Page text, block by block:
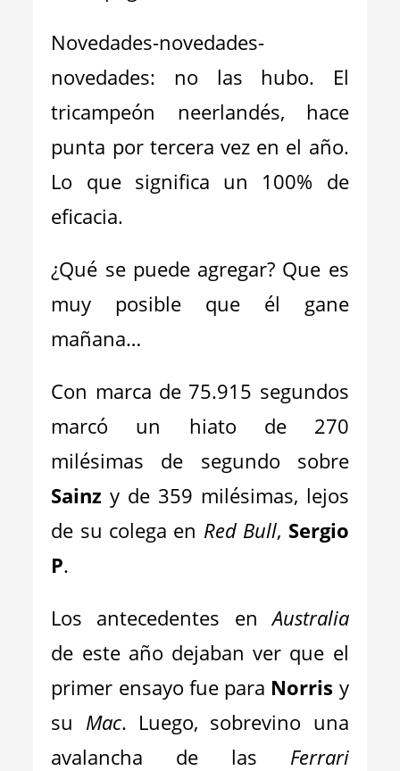
Novedades-novedades-
novedades: no las hubo. El
tricampeón neerlandés, hace
punta por tercera vez en el año.
Lo que significa un 100% de
eficacia.
¿Qué se puede agregar? Que es
muy posible que él gane
mañana…
Con marca de 75.915 segundos
marcó un hiato de 270
milésimas de segundo sobre
Sainz y de 359 milésimas, lejos
de su colega en Red Bull, Sergio
P.
Los antecedentes enAustralia
de este año dejaban ver que el
primer ensayo fue para Norris y
su Mac. Luego, sobrevino una
avalancha de las Ferrari